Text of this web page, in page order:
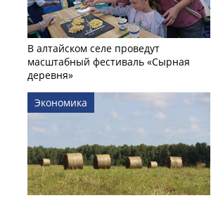
В алтайском селе проведут
масштабный фестиваль «Сырная
деревня»
Экономика